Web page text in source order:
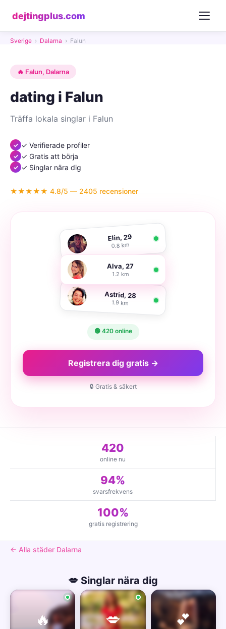
dejtingplus.com
Sverige › Dalarna › Falun
🔥 Falun, Dalarna
dating i Falun
Träffa lokala singlar i Falun
✓ Verifierade profiler
✓ Gratis att börja
✓ Singlar nära dig
★★★★★ 4.8/5 — 2405 recensioner
Elin, 29
0.8 km
Alva, 27
1.2 km
Astrid, 28
1.9 km
🟢 420 online
Registrera dig gratis →
🔒 Gratis & säkert
420
online nu
94%
svarsfrekvens
100%
gratis registrering
← Alla städer Dalarna
💋 Singlar nära dig
🔥 💋 💕